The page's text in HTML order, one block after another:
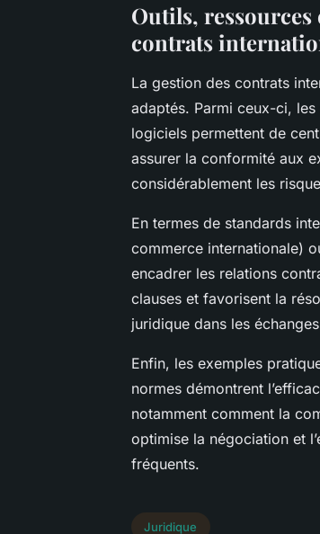
Outils, ressources
contrats
La gestion des contrats
adaptés. Parmi ceux-ci,
logiciels permettent de
assurer la conformité aux
considérablement les
En termes de standards
commerce internationale)
encadrer les relations
clauses et favorisent la
juridique dans les
Enfin, les exemples
normes démontrent
notamment comment la
optimise la négociation et
fréquents.
Juridique